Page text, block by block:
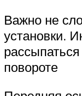
Важно не
установки.
повороте